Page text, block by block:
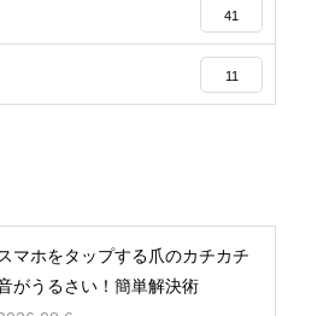
41
11
スマホをタップする爪のカチカチ
がうるさい！簡単解決術